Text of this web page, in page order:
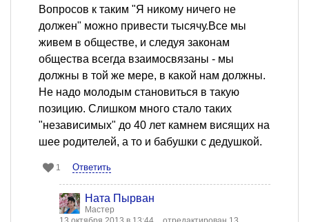
Вопросов к таким "Я никому ничего не
должен" можно привести тысячу.Все мы
живем в обществе, и следуя законам
общества всегда взаимосвязаны - мы
должны в той же мере, в какой нам должны.
Не надо молодым становиться в такую
позицию. Слишком много стало таких
"независимых" до 40 лет камнем висящих на
шее родителей, а то и бабушки с дедушкой.
1 Ответить
Ната Пырван
Мастер